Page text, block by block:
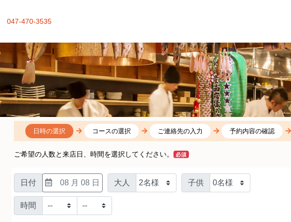
047-470-3535
日時の選択 コースの選択 ご連絡先の入力 予約内容の確認
ご希望の人数と来店日、時間を選択してください。 必須
日付 08 月 08 日 大人 子供
時間